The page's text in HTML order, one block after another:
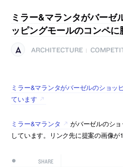
ミラー&マランタがバーゼ
ッピングモールのコンペに
ARCHITECTURE
ミラー&マランタがバーゼルのショッ
ています
ミラー&マランタ
がバーゼルのシ
しています。リンク先に提案の画像が
SHARE